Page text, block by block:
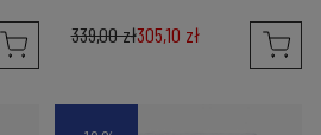
339,00 zł305,10 zł